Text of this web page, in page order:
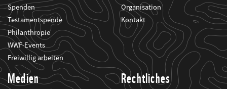
Spenden
Testamentspende
Philanthropie
WWF-Events
Freiwillig arbeiten
Organisation
Kontakt
Medien Rechtliches